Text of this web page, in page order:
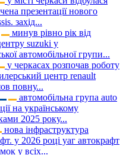
презентації нового
захід...
минув рівно рік від
suzuki у
автомобільної групи...
у черкасах розпочав роботу
центр renault
повну...
автомобільна група auto
на українському
2025 року...
нова інфраструктура
у 2026 році уаг автокрафт
у всіх...